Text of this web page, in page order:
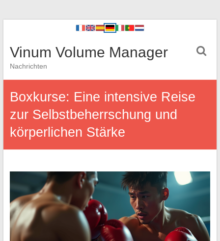
Vinum Volume Manager
Nachrichten
Boxkurse: Eine intensive Reise
zur Selbstbeherrschung und
körperlichen Stärke